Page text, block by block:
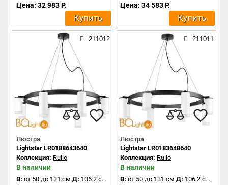
Цена: 32 983 Р.
Купить
Цена: 34 583 Р.
Купить
211012
Люстра
Lightstar LR0188643640
Коллекция: Rullo
В наличии
В: от 50 до 131 см Д: 106.2 см
211011
Люстра
Lightstar LR0183648640
Коллекция: Rullo
В наличии
В: от 50 до 131 см Д: 106.2 см